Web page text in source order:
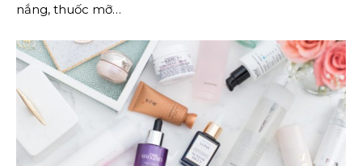
nắng, thuốc mỡ…